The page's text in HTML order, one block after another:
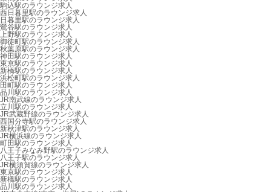
駒込駅のラウンジ求人
西日暮里駅のラウンジ求人
日暮里駅のラウンジ求人
鶯谷駅のラウンジ求人
上野駅のラウンジ求人
御徒町駅のラウンジ求人
秋葉原駅のラウンジ求人
神田駅のラウンジ求人
東京駅のラウンジ求人
新橋駅のラウンジ求人
浜松町駅のラウンジ求人
田町駅のラウンジ求人
品川駅のラウンジ求人
JR南武線のラウンジ求人
立川駅のラウンジ求人
JR武蔵野線のラウンジ求人
西国分寺駅のラウンジ求人
新秋津駅のラウンジ求人
JR横浜線のラウンジ求人
町田駅のラウンジ求人
八王子みなみ野駅のラウンジ求人
八王子駅のラウンジ求人
JR横須賀線のラウンジ求人
東京駅のラウンジ求人
新橋駅のラウンジ求人
品川駅のラウンジ求人